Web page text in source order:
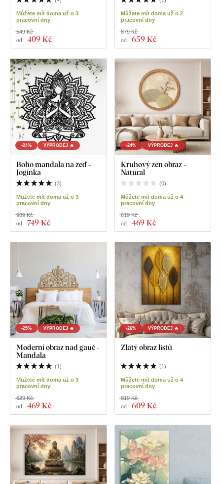
Můžete mít doma už o 3
pracovní dny
od 409 Kč
549 Kč
Můžete mít doma už o 2
pracovní dny
od 659 Kč
879 Kč
-24% VÝPRODEJ 🔥
Boho mandala na zeď -
Jogínka
(3)
Můžete mít doma už o 3
pracovní dny
od 749 Kč
989 Kč
-24% VÝPRODEJ 🔥
Kruhový zen obraz -
Natural
(0)
Můžete mít doma už o 4
pracovní dny
od 469 Kč
619 Kč
-25% VÝPRODEJ 🔥
Moderní obraz nad gauč -
Mandala
(1)
Můžete mít doma už o 3
pracovní dny
od 469 Kč
629 Kč
-26% VÝPRODEJ 🔥
Zlatý obraz listů
(1)
Můžete mít doma už o 4
pracovní dny
od 609 Kč
819 Kč